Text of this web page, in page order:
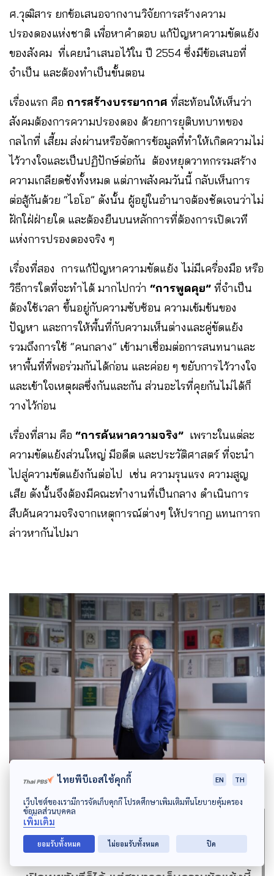
ศ.วุฒิสาร ยกข้อเสนอจากงานวิจัยการสร้างความ
ปรองดองแห่งชาติ เพื่อหาคำตอบ แก้ปัญหาความขัดแย้ง
ของสังคม ที่เคยนำเสนอไว้ใน ปี 2554 ซึ่งมีข้อเสนอที่
จำเป็น และต้องทำเป็นขั้นตอน
เรื่องแรก คือ การสร้างบรรยากาศ ที่สะท้อนให้เห็นว่า
สังคมต้องการความปรองดอง ด้วยการยุติบทบาทของ
กลไกที่ เสี้ยม ส่งผ่านหรือจัดการข้อมูลที่ทำให้เกิดความไม่
ไว้วางใจและเป็นปฏิปักษ์ต่อกัน ต้องหยุดวาทกรรมสร้าง
ความเกลียดชังทั้งหมด แต่ภาพสังคมวันนี้ กลับเห็นการ
ต่อสู้กันด้วย “ไอโอ” ดังนั้น ผู้อยู่ในอำนาจต้องชัดเจนว่าไม่
ฝักใฝ่ฝ่ายใด และต้องยืนบนหลักการที่ต้องการเปิดเวที
แห่งการปรองดองจริง ๆ
เรื่องที่สอง การแก้ปัญหาความขัดแย้ง ไม่มีเครื่องมือ หรือ
วิธีการใดที่จะทำได้ มากไปกว่า “การพูดคุย” ที่จำเป็น
ต้องใช้เวลา ขึ้นอยู่กับความซับซ้อน ความเข้มข้นของ
ปัญหา และการให้พื้นที่กับความเห็นต่างและคู่ขัดแย้ง
รวมถึงการใช้ “คนกลาง” เข้ามาเชื่อมต่อการสนทนาและ
หาพื้นที่ที่พอร่วมกันได้ก่อน และค่อย ๆ ขยับการไว้วางใจ
และเข้าใจเหตุผลซึ่งกันและกัน ส่วนอะไรที่คุยกันไม่ได้ก็
วางไว้ก่อน
เรื่องที่สาม คือ “การค้นหาความจริง” เพราะในแต่ละ
ความขัดแย้งส่วนใหญ่ มีอดีต และประวัติศาสตร์ ที่จะนำ
ไปสู่ความขัดแย้งกันต่อไป เช่น ความรุนแรง ความสูญ
เสีย ดังนั้นจึงต้องมีคณะทำงานที่เป็นกลาง ดำเนินการ
สืบค้นความจริงจากเหตุการณ์ต่างๆ ให้ปรากฏ แทนการก
ล่าวหากันไปมา
“ในหลายประเทศที่เราศึกษา การแก้ปัญหาความ
ขัดแย้ง พบว่าการค้นหาความจริง ไม่จำเป็นต้อง
ไทยพีบีเอสใช้คุกกี้ EN TH
เว็บไซต์ของเรามีการจัดเก็บคุกกี้ โปรดศึกษาเพิ่มเติมที่นโยบายคุ้มครอง
ข้อมูลส่วนบุคคล
เพิ่มเติม
ยอมรับทั้งหมด ไม่ยอมรับทั้งหมด ปิด